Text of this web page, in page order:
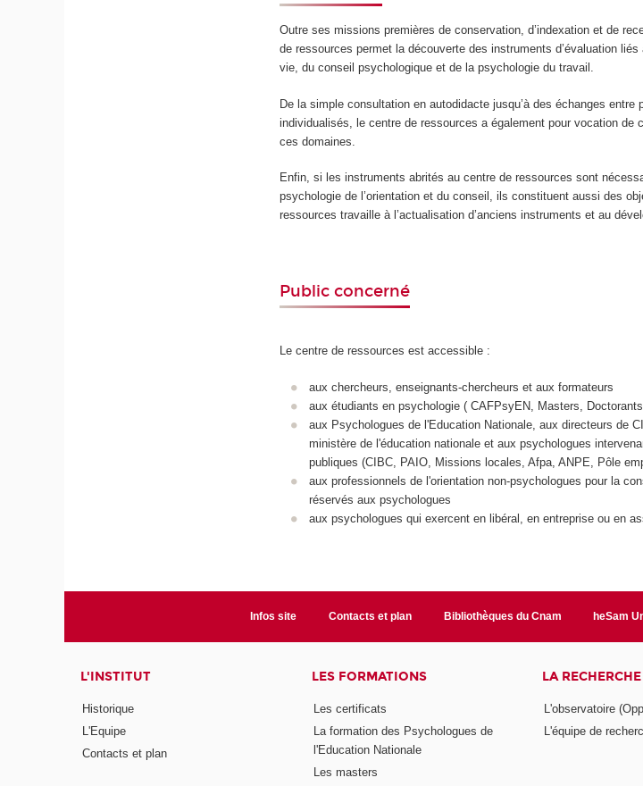
Outre ses missions premières de conservation, d’indexation et de
de ressources permet la découverte des instruments d’évaluation
vie, du conseil psychologique et de la psychologie du travail.
De la simple consultation en autodidacte jusqu’à des échanges
individualisés, le centre de ressources a également pour vocation de
ces domaines.
Enfin, si les instruments abrités au centre de ressources sont
psychologie de l’orientation et du conseil, ils constituent aussi des
ressources travaille à l’actualisation d’anciens instruments et au
Public concerné
Le centre de ressources est accessible :
aux chercheurs, enseignants-chercheurs et aux formateurs
aux étudiants en psychologie ( CAFPsyEN, Masters,
aux Psychologues de l'Education Nationale, aux directeurs de
ministère de l'éducation nationale et aux psychologues
publiques (CIBC, PAIO, Missions locales, Afpa, ANPE, Pôle
aux professionnels de l'orientation non-psychologues pour la
réservés aux psychologues
aux psychologues qui exercent en libéral, en entreprise ou en
Infos site Contacts et plan Bibliothèques du Cnam heSam
L'INSTITUT
Historique
L'Equipe
Contacts et plan
LES FORMATIONS
Les certificats
La formation des Psychologues de
l'Education Nationale
Les masters
LA RECHERCHE
L'observatoire
L'équipe de